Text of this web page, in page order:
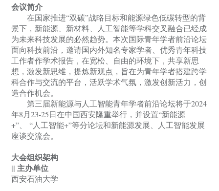
会议简介
在国家推进“双碳”战略目标和能源绿色低碳转型的背
景下，新能源、新材料、人工智能等学科交叉融合已经成
为未来科技发展的必然趋势。本次国际青年学者前沿论坛
面向科技前沿，邀请国内外知名专家学者、优秀青年科技
工作者作学术报告，在宽松、自由的环境下，共享新思
想，激发新思维，提炼新观点，旨在为青年学者搭建跨学
科合作与交流的平台，活跃学术气氛，激发创新活力，创
造合作机会。
第三届新能源与人工智能青年学者前沿论坛将于2024
年8月23-25日在中国西安隆重举行，并设置“新能源
+”、 “人工智能+”等分论坛和新能源发展、人工智能发展
座谈交流会。
大会组织架构
|| 主办单位
西安石油大学